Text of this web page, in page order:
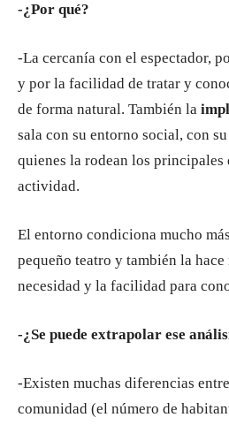
-¿Por qué?
-La cercanía con el espectador,
y por la facilidad de tratar y
de forma natural. También la
sala con su entorno social, con
quienes la rodean los principales
actividad.
El entorno condiciona mucho
pequeño teatro y también la
necesidad y la facilidad para
-¿Se puede extrapolar ese
-Existen muchas diferencias
comunidad (el número de